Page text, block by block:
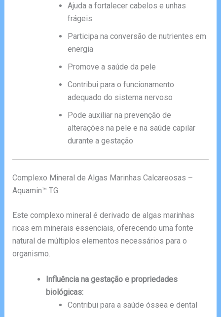
Ajuda a fortalecer cabelos e unhas
frágeis
Participa na conversão de nutrientes em
energia
Promove a saúde da pele
Contribui para o funcionamento
adequado do sistema nervoso
Pode auxiliar na prevenção de
alterações na pele e na saúde capilar
durante a gestação
Complexo Mineral de Algas Marinhas Calcareosas –
Aquamin™ TG
Este complexo mineral é derivado de algas marinhas
ricas em minerais essenciais, oferecendo uma fonte
natural de múltiplos elementos necessários para o
organismo.
Influência na gestação e propriedades
biológicas:
Contribui para a saúde óssea e dental